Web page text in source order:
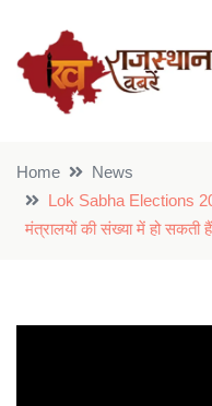
Home
News
Lok Sabha Elections
मंत्रालयों की संख्या में हो सकती